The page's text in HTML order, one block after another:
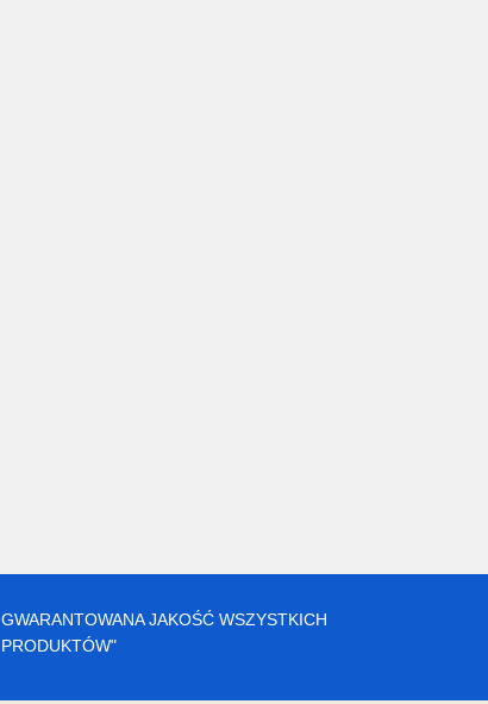
GWARANTOWANA JAKOŚĆ WSZYSTKICH
PRODUKTÓW"